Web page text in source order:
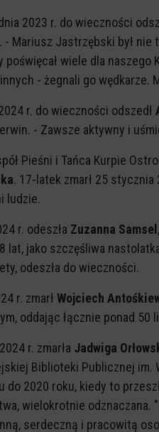
2023 r. do wieczności
- Mariusz Jastrzębski był
poświęcał wiele dla
- żegnali go wędkarze.
r. do wieczności odszedł
- Zawsze aktywny i
Pieśni i Tańca Kurpie
. 17-latek zmarł 25
ludzie.
r. odeszła Zuzanna Samsel
lat, jako szczęśliwa
odeszła do wieczności.
r. zmarł Wojciech
oddając łącznie ponad
r. zmarła Jadwiga
Biblioteki Publicznej im.
do 2020 roku, kiedy to
wielokrotnie odznaczana.
serdeczną i pracowitą